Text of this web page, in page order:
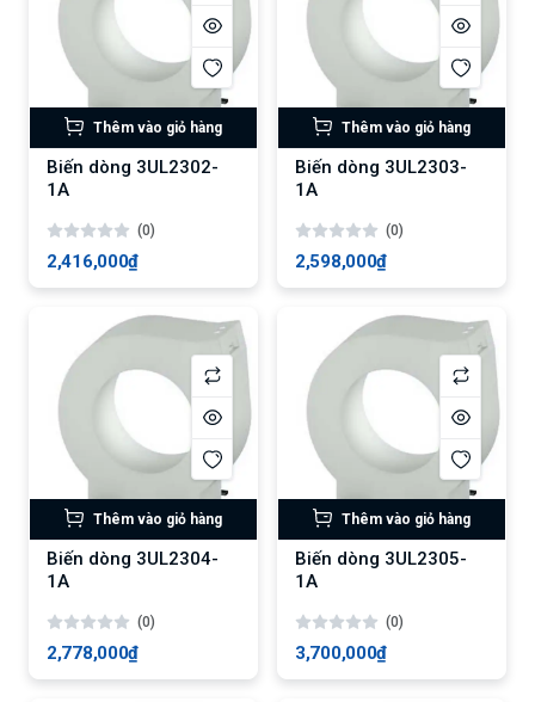
Thêm vào giỏ hàng
Biến dòng 3UL2302-
1A
(0)
2,416,000₫
Thêm vào giỏ hàng
Biến dòng 3UL2303-
1A
(0)
2,598,000₫
Thêm vào giỏ hàng
Biến dòng 3UL2304-
1A
(0)
2,778,000₫
Thêm vào giỏ hàng
Biến dòng 3UL2305-
1A
(0)
3,700,000₫